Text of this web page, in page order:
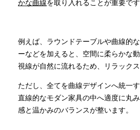
かな曲線を取り入れることが重要です
例えば、ラウンドテーブルや曲線的
ーなどを加えると、空間に柔らかな動
視線が自然に流れるため、リラック
ただし、全てを曲線デザインへ統一
直線的なモダン家具の中へ適度に丸
感と温かみのバランスが整います。